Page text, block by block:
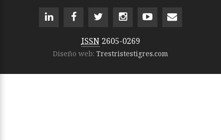
ISSN 2605-0269
Diseño web: Trestristestigres.com